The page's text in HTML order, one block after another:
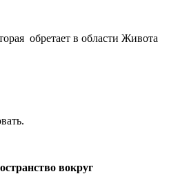
обретает в области Живота
вокруг